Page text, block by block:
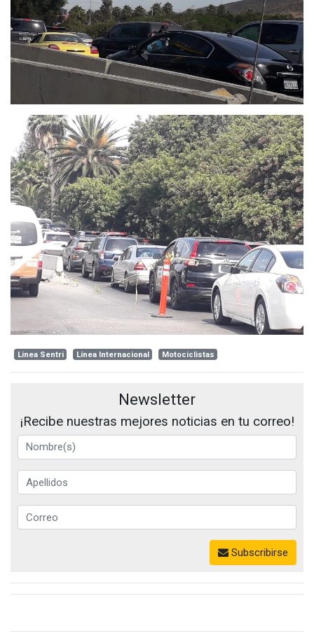
Linea Sentri Línea Internacional Motociclistas
Newsletter
¡Recibe nuestras mejores noticias en tu correo!
Subscribirse